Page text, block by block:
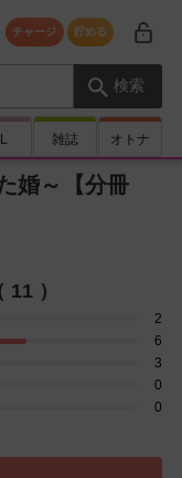
チャージ 貯める
検索
雑誌 オトナ
婚～【分冊
11 ）
2
6
3
0
0